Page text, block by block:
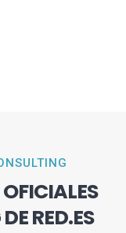
RED.ES